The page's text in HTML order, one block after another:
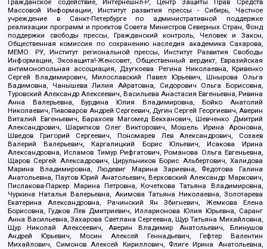
Гражданское содействие, Интернешнл-Р, Центр Защиты Прав Средств
Массовой Информации, Институт развития прессы - Сибирь, Частное
учреждение в Санкт-Петербурге по административной поддержке
реализации программ и проектов Совета Министров Северных Стран, Фонд
поддержки свободы прессы, Гражданский контроль, Человек и Закон,
Общественная комиссия по сохранению наследия академика Сахарова,
МЕМО. РУ, Институт региональной прессы, Институт Развития Свободы
Информации, Экозащита!-Женсовет, Общественный вердикт, Евразийская
антимонопольная ассоциация, Дзугкоева Регина Николаевна, Кривенко
Сергей Владимирович, Милославский Павел Юрьевич, Шнырова Ольга
Вадимовна, Чанышева Лилия Айратовна, Сидорович Ольга Борисовна,
Туровский Александр Алексеевич, Васильева Анастасия Евгеньевна, Ривина
Анна Валерьевна, Бурдина Юлия Владимировна, Бойко Анатолий
Николаевич, Пивоваров Андрей Сергеевич, Дугин Сергей Георгиевич, Аверин
Виталий Евгеньевич, Барахоев Магомед Бекханович, Шевченко Дмитрий
Александрович, Шарипков Олег Викторович, Мошель Ирина Ароновна,
Шведов Григорий Сергеевич, Пономарев Лев Александрович, Созаев
Валерий Валерьевич, Каргалицкий Борис Юльевич, Исакова Ирина
Александровна, Исламов Тимур Рифгатович, Романова Ольга Евгеньевна,
Щаров Сергей Алексадрович, Цирульников Борис Альбертович, Халидова
Марина Владимировна, Людевиг Марина Зариевна, Федотова Галина
Анатольевна, Паутов Юрий Анатольевич, Верховский Александр Маркович,
Пислакова-Паркер Марина Петровна, Кочеткова Татьяна Владимировна,
Чуркина Наталья Валерьевна, Акимова Татьяна Николаевна, Золотарева
Екатерина Александровна, Рачинский Ян Збигневич, Жемкова Елена
Борисовна, Гудков Лев Дмитриевич, Илларионова Юлия Юрьевна, Саранг
Анна Васильевна, Захарова Светлана Сергеевна, Щур Татьяна Михайловна,
Щур Николай Алексеевич, Аверин Владимир Анатольевич, Блинушов
Андрей Юрьевич, Мосин Алексей Геннадьевич, Гефтер Валентин
Михайлович, Симонов Алексей Кириллович, Флиге Ирина Анатольевна,